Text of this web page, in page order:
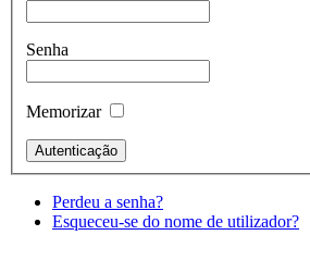
Senha
Memorizar
Perdeu a senha?
Esqueceu-se do nome de utilizador?